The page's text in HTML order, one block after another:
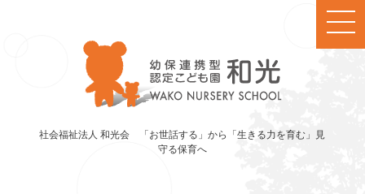
社会福祉法人 和光会 「お世話する」から「生きる力を育む」見
守る保育へ